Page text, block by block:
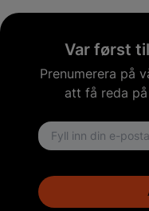
Var først
Prenumerera på
att få reda
Email address